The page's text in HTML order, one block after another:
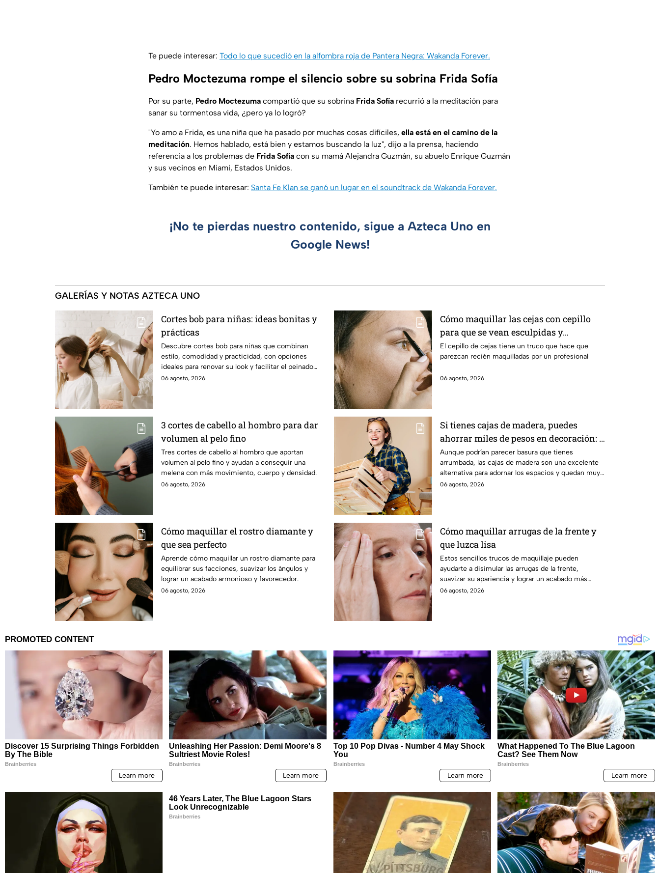
Te puede interesar: Todo lo que sucedió en la alfombra roja de Pantera Negra: Wakanda Forever.
Pedro Moctezuma rompe el silencio sobre su sobrina Frida Sofía
Por su parte, Pedro Moctezuma compartió que su sobrina Frida Sofía recurrió a la meditación para
sanar su tormentosa vida, ¿pero ya lo logró?
"Yo amo a Frida, es una niña que ha pasado por muchas cosas difíciles, ella está en el camino de la
meditación. Hemos hablado, está bien y estamos buscando la luz", dijo a la prensa, haciendo
referencia a los problemas de Frida Sofía con su mamá Alejandra Guzmán, su abuelo Enrique Guzmán
y sus vecinos en Miami, Estados Unidos.
También te puede interesar: Santa Fe Klan se ganó un lugar en el soundtrack de Wakanda Forever.
¡No te pierdas nuestro contenido, sigue a Azteca Uno en
Google News!
GALERÍAS Y NOTAS AZTECA UNO
Cortes bob para niñas: ideas bonitas y
prácticas
Descubre cortes bob para niñas que combinan
estilo, comodidad y practicidad, con opciones
ideales para renovar su look y facilitar el peinado
diario.
06 agosto, 2026
Cómo maquillar las cejas con cepillo
para que se vean esculpidas y
redefinidas: paso a paso
El cepillo de cejas tiene un truco que hace que
parezcan recién maquilladas por un profesional
06 agosto, 2026
3 cortes de cabello al hombro para dar
volumen al pelo fino
Tres cortes de cabello al hombro que aportan
volumen al pelo fino y ayudan a conseguir una
melena con más movimiento, cuerpo y densidad.
06 agosto, 2026
Si tienes cajas de madera, puedes
ahorrar miles de pesos en decoración: 4
ideas brutales
Aunque podrían parecer basura que tienes
arrumbada, las cajas de madera son una excelente
alternativa para adornar los espacios y quedan muy
prácticos.
06 agosto, 2026
Cómo maquillar el rostro diamante y
que sea perfecto
Aprende cómo maquillar un rostro diamante para
equilibrar sus facciones, suavizar los ángulos y
lograr un acabado armonioso y favorecedor.
06 agosto, 2026
Cómo maquillar arrugas de la frente y
que luzca lisa
Estos sencillos trucos de maquillaje pueden
ayudarte a disimular las arrugas de la frente,
suavizar su apariencia y lograr un acabado más
uniforme y natural.
06 agosto, 2026